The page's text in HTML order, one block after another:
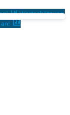
Wertschätzung